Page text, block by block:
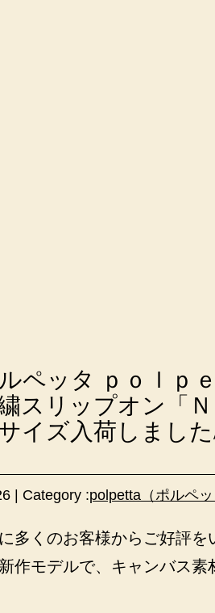
ペッタ ｐｏｌｐ
スリップオン「
イズ入荷しまし
| Category :polpetta（ポルペ
多くのお客様からご好評を
作モデルで、キャンバス